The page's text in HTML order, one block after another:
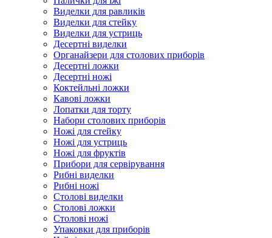
Виделки для равликів
Виделки для стейку
Виделки для устриць
Десертні виделки
Органайзери для столових приборів
Десертні ложки
Десертні ножі
Коктейльні ложки
Кавові ложки
Лопатки для торту
Набори столових приборів
Ножі для стейку
Ножі для устриць
Ножі для фруктів
Прибори для сервірування
Рибні виделки
Рибні ножі
Столові виделки
Столові ложки
Столові ножі
Упаковки для приборів